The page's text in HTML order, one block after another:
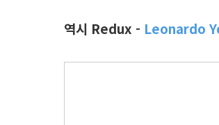
역시 Redux - Leonardo